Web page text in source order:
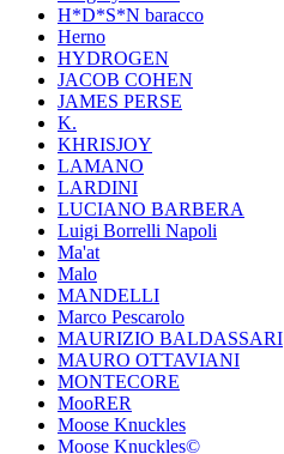
H*D*S*N baracco
Herno
HYDROGEN
JACOB COHEN
JAMES PERSE
K.
KHRISJOY
LAMANO
LARDINI
LUCIANO BARBERA
Luigi Borrelli Napoli
Ma'at
Malo
MANDELLI
Marco Pescarolo
MAURIZIO BALDASSARI
MAURO OTTAVIANI
MONTECORE
MooRER
Moose Knuckles
Moose Knuckles©️